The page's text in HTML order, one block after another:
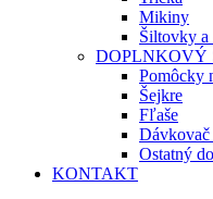
Mikiny
Šiltovky a
DOPLNKOVÝ
Pomôcky
Šejkre
Fľaše
Dávkovač
Ostatný
KONTAKT